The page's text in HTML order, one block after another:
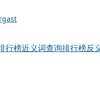
行榜近义词查询排行榜反